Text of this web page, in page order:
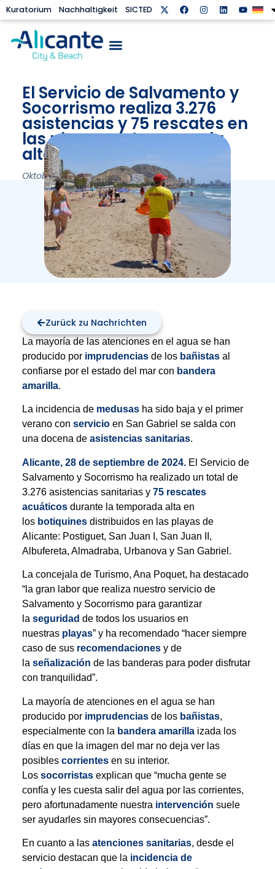
Kuratorium Nachhaltigkeit SICTED
El Servicio de Salvamento y
Socorrismo realiza 3.276
asistencias y 75 rescates en
las playas en temporada
alta
Oktober 1, 2024
Zurück zu Nachrichten
La mayoría de las atenciones en el agua se han
producido por imprudenciasde los bañistasal
confiarse por el estado del mar con bandera
amarilla.
La incidencia de medusasha sido baja y el primer
verano con servicioen San Gabriel se salda con
una docena de asistencias sanitarias.
Alicante, 28 de septiembre de 2024.El Servicio de
Salvamento y Socorrismo ha realizado un total de
3.276 asistencias sanitarias y 75 rescates
acuáticosdurante la temporada alta en
los botiquinesdistribuidos en las playas de
Alicante: Postiguet, San Juan I, San Juan II,
Albufereta, Almadraba, Urbanova y San Gabriel.
La concejala de Turismo, Ana Poquet, ha destacado
“la gran labor que realiza nuestro servicio de
Salvamento y Socorrismo para garantizar
la seguridad de todos los usuarios en
nuestras playas” y ha recomendado “hacer siempre
caso de sus recomendacionesy de
la señalización de las banderas para poder disfrutar
con tranquilidad”.
La mayoría de atenciones en el agua se han
producido por imprudenciasde los bañistas,
especialmente con la bandera amarillaizada los
días en que la imagen del mar no deja ver las
posibles corrientesen su interior.
Los socorristasexplican que “mucha gente se
confía y les cuesta salir del agua por las corrientes,
pero afortunadamente nuestra intervención suele
ser ayudarles sin mayores consecuencias”.
En cuanto a las atenciones sanitarias, desde el
servicio destacan que la incidencia de